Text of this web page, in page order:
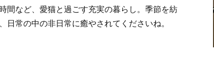
間など、愛猫と過ごす充実の暮らし。季節を紡
日常の中の非日常に癒やされてくださいね。